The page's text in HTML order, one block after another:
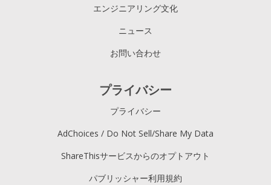
エンジニアリング文化
ニュース
お問い合わせ
プライバシー
プライバシー
AdChoices / Do Not Sell/Share My Data
ShareThisサービスからのオプトアウト
パブリッシャー利用規約